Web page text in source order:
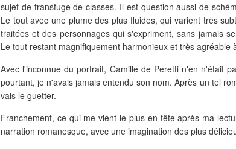
sujet de transfuge de classes. Il est question aussi de
Le tout avec une plume des plus fluides, qui varient très
traitées et des personnages qui s'expriment, sans jamais
Le tout restant magnifiquement harmonieux et très agréable
Avec l'inconnue du portrait, Camille de Peretti n'en n'était
pourtant, je n'avais jamais entendu son nom. Après un tel
vais le guetter.
Franchement, ce qui me vient le plus en tête après ma
narration romanesque, avec une imagination des plus